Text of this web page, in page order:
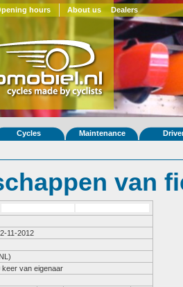
hours About us Dealers
Cycles Maintenance
van
11-2012
keer van eigenaar